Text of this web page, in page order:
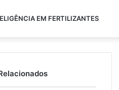
EM FERTILIZANTES